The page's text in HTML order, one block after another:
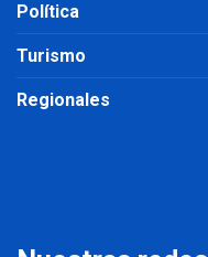
Política
Turismo
Regionales